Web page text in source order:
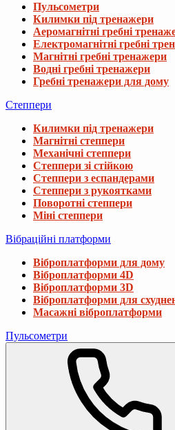
Пульсометри
Килимки під тренажери
Аеромагнітні гребні
Електромагнітні гребні
Магнітні гребні тренажери
Водні гребні тренажери
Гребні тренажери для дому
Степпери
Килимки під тренажери
Магнітні степпери
Механічні степпери
Степпери зі стійкою
Степпери з еспандерами
Степпери з рукоятками
Поворотні степпери
Міні степпери
Вібраційні платформи
Віброплатформи для дому
Віброплатформи 4D
Віброплатформи 3D
Віброплатформи для
Масажні віброплатформи
Пульсометри